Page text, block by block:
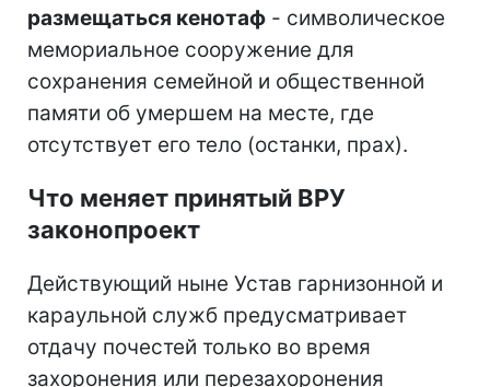
размещаться кенотаф - символическое
мемориальное сооружение для
сохранения семейной и общественной
памяти об умершем на месте, где
отсутствует его тело (останки, прах).
Что меняет принятый ВРУ
законопроект
Действующий ныне Устав гарнизонной и
караульной служб предусматривает
отдачу почестей только во время
захоронения или перезахоронения